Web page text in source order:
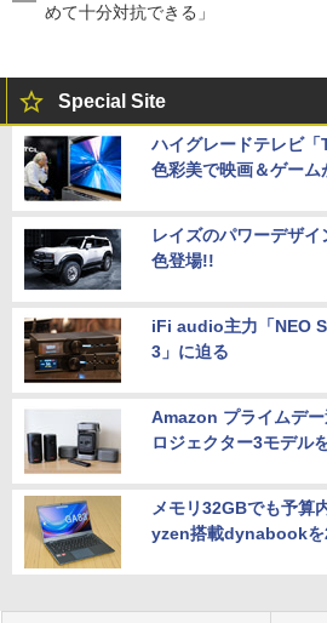
めて十分対抗できる」
Special Site
ハイグレードテレビ
色彩美で映画＆ゲーム
レイズのパワーデザ
色登場!!
iFi audio主力「NEO
3」に迫る
Amazon プライムデ
ロジェクター3モデル
メモリ32GBでも予算
yzen搭載dynabookを